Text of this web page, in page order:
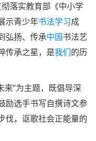
落实教育部《中小学
示青少年书法学习成
弘扬、传承中国书法艺
传承之星，是我们的历
”为主题，既倡导深
励选手书写自撰诗文参
伐，讴歌社会正能量的